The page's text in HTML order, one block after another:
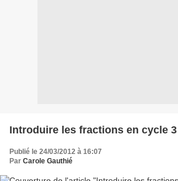
Introduire les fractions en cycle 3
Publié le 24/03/2012 à 16:07
Par Carole Gauthié